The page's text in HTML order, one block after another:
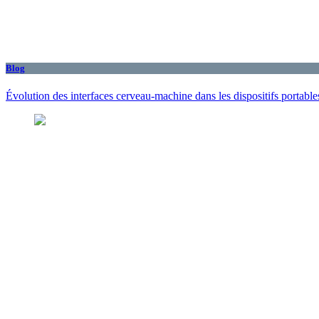
Blog
Évolution des interfaces cerveau-machine dans les dispositifs